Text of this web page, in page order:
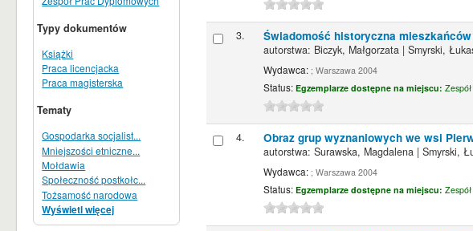
Typy dokumentów
Książki
Praca licencjacka
Praca magisterska
Tematy
Gospodarka socjalist...
Mniejszości etniczne...
Mołdawia
Społeczność postkołc...
Tożsamość narodowa
Wyświetl więcej
3. Świadomość historyczna
autorstwa: Biczyk, Małgorzata| Smyrski,
Wydawca: ; Warszawa 2004
Status: Egzemplarze dostępne na miejscu:
4. Obraz grup wyznaniowych we wsi
autorstwa: Surawska, Magdalena| Smyrski,
Wydawca: ; Warszawa 2004
Status: Egzemplarze dostępne na miejscu: